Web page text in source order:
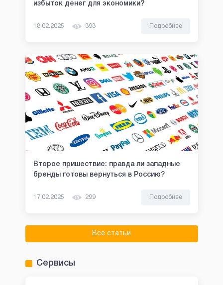
избыток денег для экономики?
18.02.2025 393 Подробнее
Второе пришествие: правда ли западные
бренды готовы вернуться в Россию?
17.02.2025 299 Подробнее
Все статьи
Сервисы